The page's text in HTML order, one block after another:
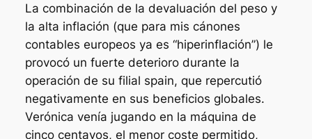
La combinación de la devaluación del peso y
la alta inflación (que para mis cánones
contables europeos ya es “hiperinflación”) le
provocó un fuerte deterioro durante la
operación de su filial spain, que repercutió
negativamente en sus beneficios globales.
Verónica venía jugando en la máquina de
cinco centavos, el menor coste permitido,